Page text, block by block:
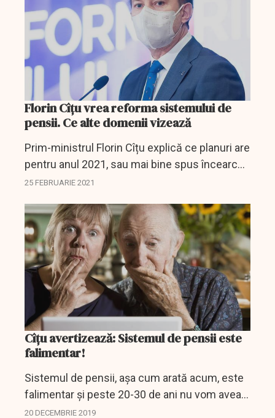
Florin Cîțu vrea reforma sistemului de
pensii. Ce alte domenii vizează
Prim-ministrul Florin Cîțu explică ce planuri are
pentru anul 2021, sau mai bine spus încearcă
să ne explice ce măsuri ar trebui luate în acest
25 FEBRUARIE 2021
Cîțu avertizează: Sistemul de pensii este
falimentar!
Sistemul de pensii, aşa cum arată acum, este
falimentar şi peste 20-30 de ani nu vom avea
bani să plătim pensiile decreţeilor, a declarat
20 DECEMBRIE 2019